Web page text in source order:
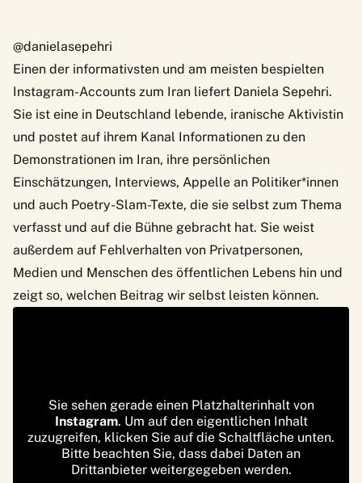
@danielasepehri
Einen der informativsten und am meisten bespielten
Instagram-Accounts zum Iran liefert Daniela Sepehri.
Sie ist eine in Deutschland lebende, iranische Aktivistin
und postet auf ihrem Kanal Informationen zu den
Demonstrationen im Iran, ihre persönlichen
Einschätzungen, Interviews, Appelle an Politiker*innen
und auch Poetry-Slam-Texte, die sie selbst zum Thema
verfasst und auf die Bühne gebracht hat. Sie weist
außerdem auf Fehlverhalten von Privatpersonen,
Medien und Menschen des öffentlichen Lebens hin und
zeigt so, welchen Beitrag wir selbst leisten können.
Sie sehen gerade einen Platzhalterinhalt von
Instagram. Um auf den eigentlichen Inhalt
zuzugreifen, klicken Sie auf die Schaltfläche unten.
Bitte beachten Sie, dass dabei Daten an
Drittanbieter weitergegeben werden.